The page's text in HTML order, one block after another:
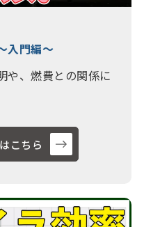
入門編～
や、燃費との関係に
こちら